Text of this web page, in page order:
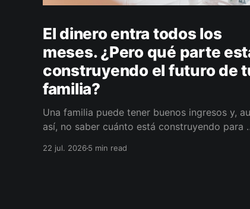
El dinero entra todos los
meses. ¿Pero qué parte
construyendo el futuro de
familia?
Una familia puede tener buenos ingresos y,
así, no saber cuánto está construyendo para
más, sino en darle a cada parte del ingreso un
22 jul. 20265 min read